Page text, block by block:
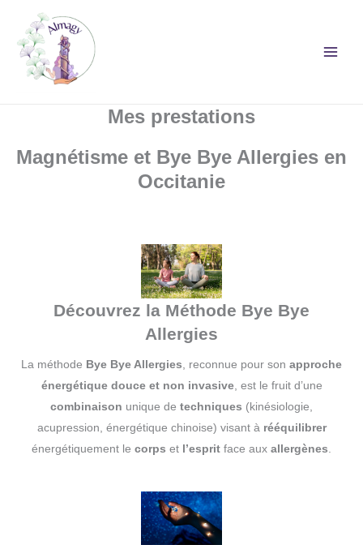
contenu
Mes prestations
Magnétisme et Bye Bye Allergies en
Occitanie
Découvrez la Méthode Bye Bye
Allergies
La méthode Bye Bye Allergies , reconnue pour son approche
énergétique douce et non invasive, est le fruit d’une
combinaison unique de techniques (kinésiologie,
acupression, énergétique chinoise) visant à rééquilibrer
énergétiquement le corps et l’esprit face aux allergènes